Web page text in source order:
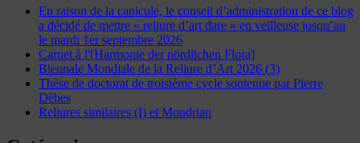
En raison de la canicule, le conseil d’administration de ce blog
a décidé de mettre « reliure d’art dare » en veilleuse jusqu’au
le mardi 1er septembre 2026
Carnet à l'[Harmonie der nördlichen Flora]
Biennale Mondiale de la Reliure d’Art 2026 (3)
Thèse de doctorat de troisième cycle soutenue par Pierre
Dèbes
Reliures similaires (I) et Mondrian